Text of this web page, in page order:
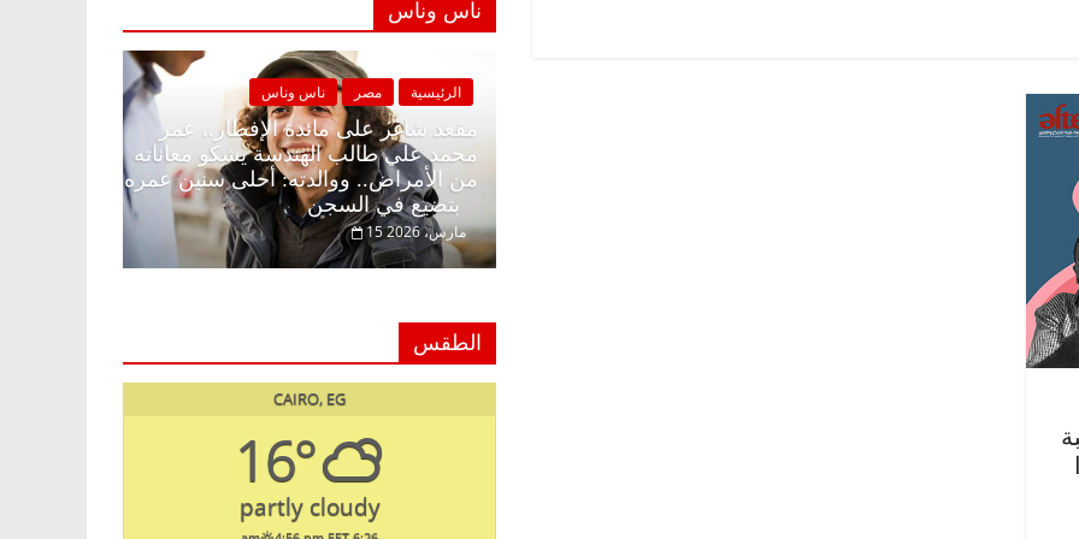
ناس وناس
الرئيسية مصر ناس وناس
مقعد شاغر على مائدة الإفطار.. عمر
محمد علي طالب الهندسة يشكو معاناته
من الأمراض.. ووالدته: أحلى سنين عمره
بتضيع في السجن
15 مارس، 2026
مقعد شاغر على الإفطار وبلكونة بلا زينة
رمضان.. د. عبدالخالق فاروق خبير
اقتصادي في انتظار حلم الحرية ولمة
شاغر على مائدة الإفطار.. يحيى
الذي دافع عن المال العام
الطقس
CAIRO, EG
16°
partly cloudy